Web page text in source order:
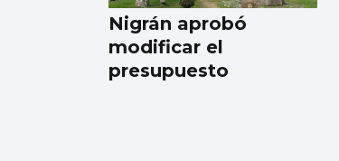
Nigrán aprobó
modificar el
presupuesto